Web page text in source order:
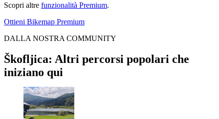
Scopri altre funzionalità Premium.
Ottieni Bikemap Premium
DALLA NOSTRA COMMUNITY
Škofljica: Altri percorsi popolari che
iniziano qui